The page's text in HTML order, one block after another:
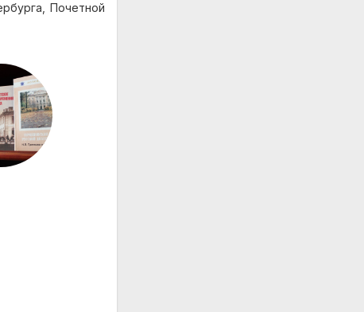
Почетной